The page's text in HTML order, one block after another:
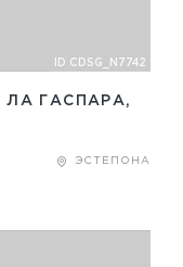
ГАСПАРА,
ЭСТЕПОНА
ID CDSG_N7742